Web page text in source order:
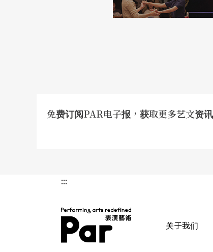
数日的部落丰年祭，教堂则将天数缩短为
完成这项不可能的任务，只能到教堂祷告
教会信仰的力量，近廿年来在杵音经费拮
广义来说，移居台东平原（台东市）的阿
张，逐渐外移。在新的马兰聚会所落成以
免费订阅PAR电子报，获取更多艺文资讯
:::
关于我们